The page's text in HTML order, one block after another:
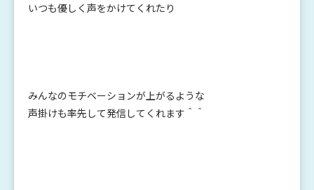
いつも優しく声をかけてくれたり
みんなのモチベーションが上がるような
声掛けも率先して発信してくれます＾＾